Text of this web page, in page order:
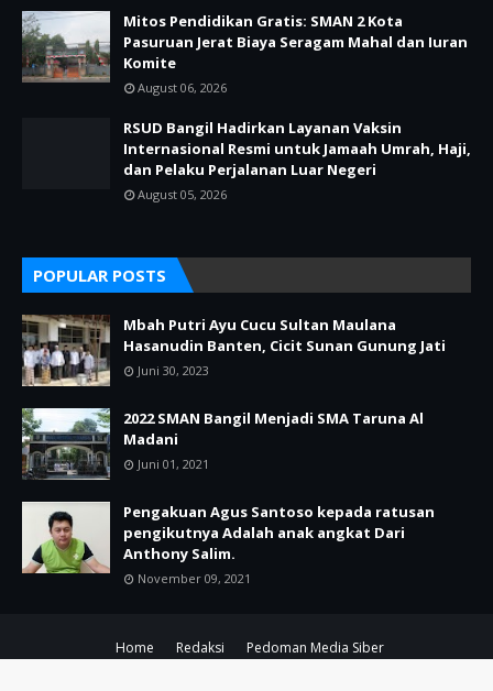
Mitos Pendidikan Gratis: SMAN 2 Kota
Pasuruan Jerat Biaya Seragam Mahal dan Iuran
Komite
August 06, 2026
RSUD Bangil Hadirkan Layanan Vaksin
Internasional Resmi untuk Jamaah Umrah, Haji,
dan Pelaku Perjalanan Luar Negeri
August 05, 2026
POPULAR POSTS
Mbah Putri Ayu Cucu Sultan Maulana
Hasanudin Banten, Cicit Sunan Gunung Jati
Juni 30, 2023
2022 SMAN Bangil Menjadi SMA Taruna Al
Madani
Juni 01, 2021
Pengakuan Agus Santoso kepada ratusan
pengikutnya Adalah anak angkat Dari
Anthony Salim.
November 09, 2021
Home Redaksi
Pedoman Media Siber